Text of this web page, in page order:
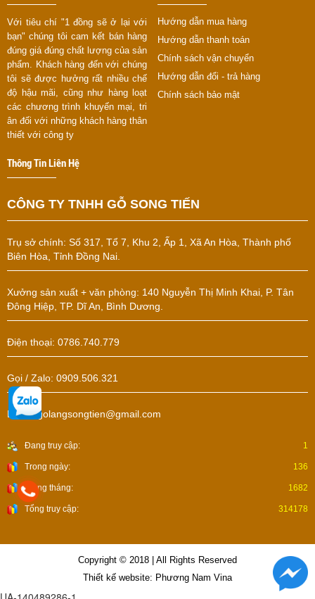
Với tiêu chí "1 đồng sẽ ở lại với
bạn" chúng tôi cam kết bán hàng
đúng giá đúng chất lượng của sản
phẩm. Khách hàng đến với chúng
tôi sẽ được hưởng rất nhiều chế
độ hậu mãi, cũng như hàng loạt
các chương trình khuyến mại, tri
ân đối với những khách hàng thân
thiết với công ty
Hướng dẫn mua hàng
Hướng dẫn thanh toán
Chính sách vận chuyển
Hướng dẫn đổi - trả hàng
Chính sách bảo mật
Thông Tin Liên Hệ
CÔNG TY TNHH GỖ SONG TIẾN
Trụ sở chính: Số 317, Tổ 7, Khu 2, Ấp 1, Xã An Hòa, Thành phố
Biên Hòa, Tỉnh Đồng Nai.
Xưởng sản xuất + văn phòng: 140 Nguyễn Thị Minh Khai, P. Tân
Đông Hiệp, TP. Dĩ An, Bình Dương.
Điện thoại: 0786.740.779
Gọi / Zalo: 0909.506.321
Email: golangsongtien@gmail.com
Đang truy cập: 1
Trong ngày: 136
Trong tháng: 1682
Tổng truy cập: 314178
Copyright © 2018 | All Rights Reserved
Thiết kế website: Phương Nam Vina